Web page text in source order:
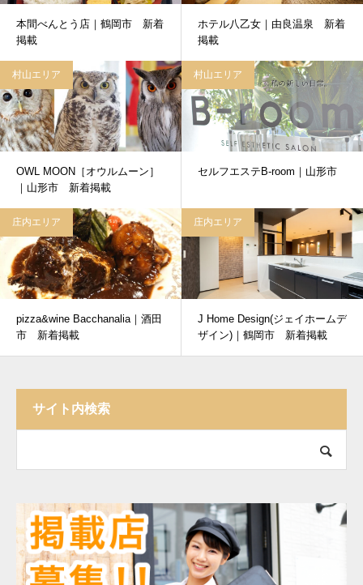
本間べんとう店｜鶴岡市 新着
掲載
ホテル八乙女｜由良温泉 新着
掲載
村山エリア
OWL MOON［オウルムーン］
｜山形市 新着掲載
村山エリア
セルフエステB-room｜山形市
庄内エリア
pizza&wine Bacchanalia｜酒田
市 新着掲載
庄内エリア
J Home Design(ジェイホームデ
ザイン)｜鶴岡市 新着掲載
サイト内検索